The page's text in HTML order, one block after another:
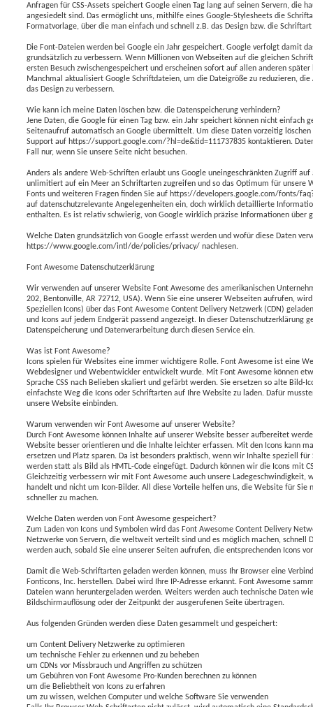
Anfragen für CSS-Assets speichert Google einen Tag lang auf seinen Servern, die
angesiedelt sind. Das ermöglicht uns, mithilfe eines Google-Stylesheets die
Formatvorlage, über die man einfach und schnell z.B. das Design bzw. die
Die Font-Dateien werden bei Google ein Jahr gespeichert. Google verfolgt damit
grundsätzlich zu verbessern. Wenn Millionen von Webseiten auf die gleichen
ersten Besuch zwischengespeichert und erscheinen sofort auf allen anderen
Manchmal aktualisiert Google Schriftdateien, um die Dateigröße zu reduzieren, die
das Design zu verbessern.
Wie kann ich meine Daten löschen bzw. die Datenspeicherung verhindern?
Jene Daten, die Google für einen Tag bzw. ein Jahr speichert können nicht einfach
Seitenaufruf automatisch an Google übermittelt. Um diese Daten vorzeitig löschen
Support auf https://support.google.com/?hl=de&tid=111737835 kontaktieren.
Fall nur, wenn Sie unsere Seite nicht besuchen.
Anders als andere Web-Schriften erlaubt uns Google uneingeschränkten Zugriff
unlimitiert auf ein Meer an Schriftarten zugreifen und so das Optimum für unsere
Fonts und weiteren Fragen finden Sie auf https://developers.google.com/fonts/
auf datenschutzrelevante Angelegenheiten ein, doch wirklich detaillierte
enthalten. Es ist relativ schwierig, von Google wirklich präzise Informationen über
Welche Daten grundsätzlich von Google erfasst werden und wofür diese Daten
https://www.google.com/intl/de/policies/privacy/ nachlesen.
Font Awesome Datenschutzerklärung
Wir verwenden auf unserer Website Font Awesome des amerikanischen
202, Bentonville, AR 72712, USA). Wenn Sie eine unserer Webseiten aufrufen,
Speziellen Icons) über das Font Awesome Content Delivery Netzwerk (CDN)
und Icons auf jedem Endgerät passend angezeigt. In dieser Datenschutzerklärung
Datenspeicherung und Datenverarbeitung durch diesen Service ein.
Was ist Font Awesome?
Icons spielen für Websites eine immer wichtigere Rolle. Font Awesome ist eine
Webdesigner und Webentwickler entwickelt wurde. Mit Font Awesome können
Sprache CSS nach Belieben skaliert und gefärbt werden. Sie ersetzen so alte Bild-
einfachste Weg die Icons oder Schriftarten auf Ihre Website zu laden. Dafür
unsere Website einbinden.
Warum verwenden wir Font Awesome auf unserer Website?
Durch Font Awesome können Inhalte auf unserer Website besser aufbereitet
Website besser orientieren und die Inhalte leichter erfassen. Mit den Icons kann
ersetzen und Platz sparen. Da ist besonders praktisch, wenn wir Inhalte speziell
werden statt als Bild als HMTL-Code eingefügt. Dadurch können wir die Icons mit
Gleichzeitig verbessern wir mit Font Awesome auch unsere Ladegeschwindigkeit,
handelt und nicht um Icon-Bilder. All diese Vorteile helfen uns, die Website für Sie
schneller zu machen.
Welche Daten werden von Font Awesome gespeichert?
Zum Laden von Icons und Symbolen wird das Font Awesome Content Delivery
Netzwerke von Servern, die weltweit verteilt sind und es möglich machen, schnell
werden auch, sobald Sie eine unserer Seiten aufrufen, die entsprechenden Icons
Damit die Web-Schriftarten geladen werden können, muss Ihr Browser eine
Fonticons, Inc. herstellen. Dabei wird Ihre IP-Adresse erkannt. Font Awesome
Dateien wann heruntergeladen werden. Weiters werden auch technische Daten
Bildschirmauflösung oder der Zeitpunkt der ausgerufenen Seite übertragen.
Aus folgenden Gründen werden diese Daten gesammelt und gespeichert:
um Content Delivery Netzwerke zu optimieren
um technische Fehler zu erkennen und zu beheben
um CDNs vor Missbrauch und Angriffen zu schützen
um Gebühren von Font Awesome Pro-Kunden berechnen zu können
um die Beliebtheit von Icons zu erfahren
um zu wissen, welchen Computer und welche Software Sie verwenden